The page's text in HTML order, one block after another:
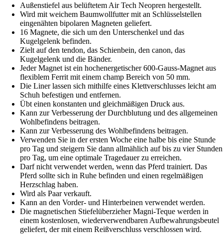
Außenstiefel aus belüftetem Air Tech Neopren hergestellt.
Wird mit weichem Baumwollfutter mit an Schlüsselstellen
eingenähten bipolaren Magneten geliefert.
16 Magnete, die sich um den Unterschenkel und das
Kugelgelenk befinden.
Zielt auf den tendon, das Schienbein, den canon, das
Kugelgelenk und die Bänder.
Jeder Magnet ist ein hochenergetischer 600-Gauss-Magnet aus
flexiblem Ferrit mit einem champ Bereich von 50 mm.
Die Liner lassen sich mithilfe eines Klettverschlusses leicht am
Schuh befestigen und entfernen.
Übt einen konstanten und gleichmäßigen Druck aus.
Kann zur Verbesserung der Durchblutung und des allgemeinen
Wohlbefindens beitragen.
Kann zur Verbesserung des Wohlbefindens beitragen.
Verwenden Sie in der ersten Woche eine halbe bis eine Stunde
pro Tag und steigern Sie dann allmählich auf bis zu vier Stunden
pro Tag, um eine optimale Tragedauer zu erreichen.
Darf nicht verwendet werden, wenn das Pferd trainiert. Das
Pferd sollte sich in Ruhe befinden und einen regelmäßigen
Herzschlag haben.
Wird als Paar verkauft.
Kann an den Vorder- und Hinterbeinen verwendet werden.
Die magnetischen Stiefelüberzieher Magni-Teque werden in
einem kostenlosen, wiederverwendbaren Aufbewahrungsbeutel
geliefert, der mit einem Reißverschluss verschlossen wird.